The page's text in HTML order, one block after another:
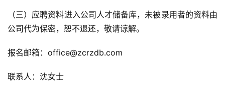
（三）应聘资料进入公司人才储备库，未被录用者的资料由
公司代为保密，恕不退还，敬请谅解。
报名邮箱：office@zcrzdb.com
联系人：沈女士